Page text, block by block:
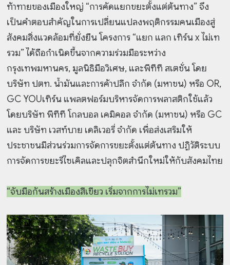
ท้าทายของเมืองใหญ่ “การคัดแยกขยะตั้งแต่ต้นทาง” จึง
เป็นคำตอบสำคัญในการเปลี่ยนแปลงพฤติกรรมคนเมืองสู่
สังคมสิ่งแวดล้อมที่ยั่งยืน โครงการ “แยก แลก เทิร์น x ไม่เท
รวม” ได้ถือกำเนิดขึ้นจากความร่วมมือระหว่าง
กรุงเทพมหานคร, มูลนิธิมือวิเศษ, และพีทีที สเตชั่น โดย
บริษัท ปตท. นํ้ามันและการค้าปลีก จำกัด (มหาชน) หรือ OR,
GC YOUเทิร์น แพลตฟอร์มบริหารจัดการพลาสติกใช้แล้ว
โดยบริษัท พีทีที โกลบอล เคมิคอล จำกัด (มหาชน) หรือ GC
และ บริษัท เวสท์บาย เดลิเวอรี่ จำกัด เพื่อส่งเสริมให้
ประชาชนมีส่วนร่วมการจัดการขยะตั้งแต่ต้นทาง ปฏิวัติระบบ
การจัดการขยะรีไซเคิลและปลุกจิตสำนึกใหม่ให้กับสังคมไทย
“จับมือกันสร้างเมืองสีเขียว เริ่มจากการไม่เทรวม”